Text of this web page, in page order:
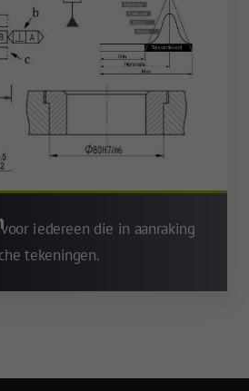
iedereen die in aanraking
tekeningen.